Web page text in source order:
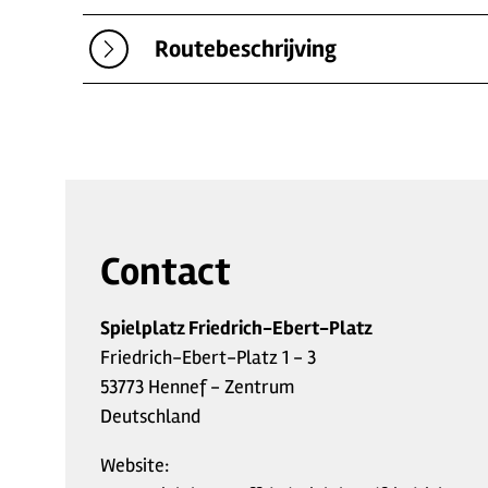
Routebeschrijving
Contact
Spielplatz Friedrich-Ebert-Platz
Friedrich-Ebert-Platz 1 - 3
53773 Hennef - Zentrum
Deutschland
Website: